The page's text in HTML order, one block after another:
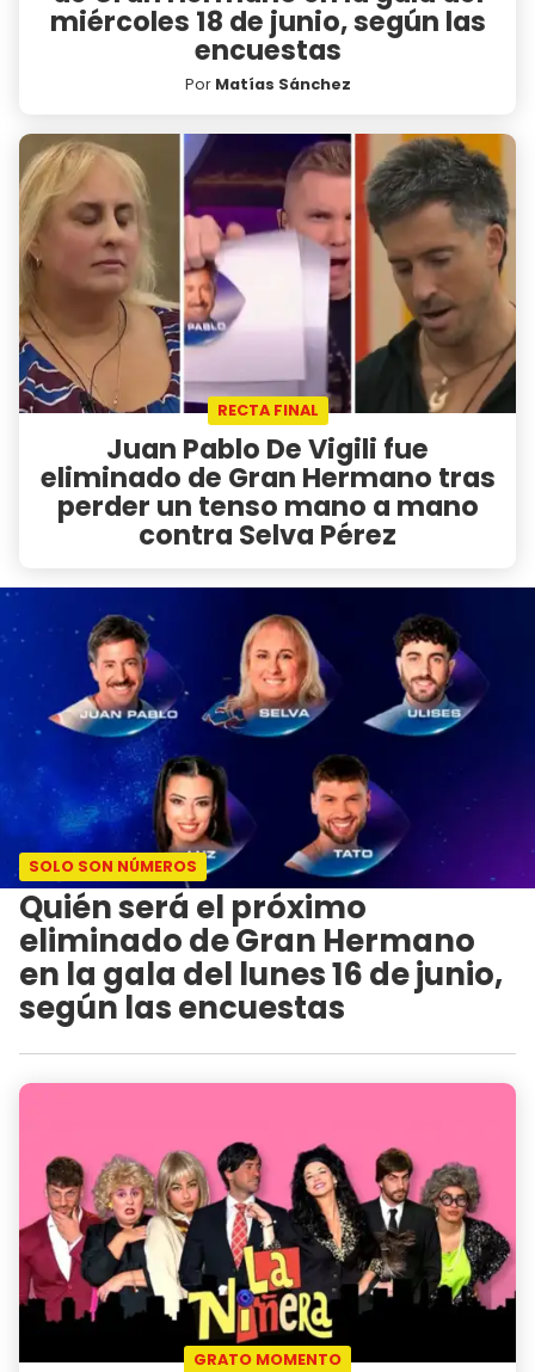
miércoles 18 de junio, según las
encuestas
Por Matías Sánchez
RECTA FINAL
Juan Pablo De Vigili fue
eliminado de Gran Hermano tras
perder un tenso mano a mano
contra Selva Pérez
SOLO SON NÚMEROS
Quién será el próximo
eliminado de Gran Hermano
en la gala del lunes 16 de junio,
según las encuestas
GRATO MOMENTO